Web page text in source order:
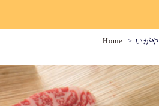
Home いがや